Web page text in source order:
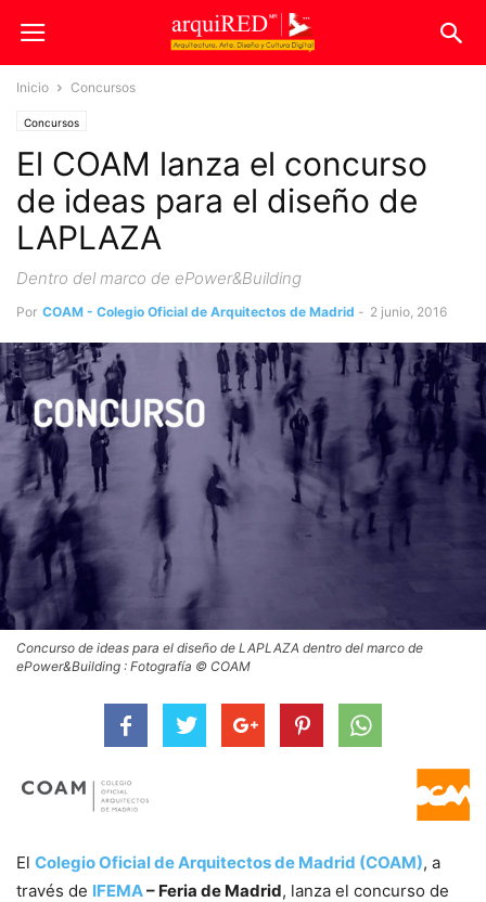
Inicio Concursos
Concursos
El COAM lanza el concurso
de ideas para el diseño de
LAPLAZA
Dentro del marco de ePower&Building
Por COAM - Colegio Oficial de Arquitectos de Madrid - 2 junio, 2016
Concurso de ideas para el diseño de LAPLAZA dentro del marco de
ePower&Building : Fotografía © COAM
El Colegio Oficial de Arquitectos de Madrid (COAM), a
través de IFEMA– Feria de Madrid, lanza el concurso de